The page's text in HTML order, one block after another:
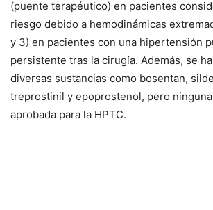
(puente terapéutico) en pacientes
riesgo debido a hemodinámicas
y 3) en pacientes con una hipertensión
persistente tras la cirugía. Además, se
diversas sustancias como bosentan,
treprostinil y epoprostenol, pero
aprobada para la HPTC.